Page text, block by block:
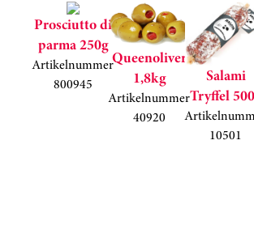
Hoppa över kortkarusell
Prosciutto di
parma 250g
Artikelnummer
800945
Queenoliver
1,8kg
Artikelnummer
40920
Salami
Tryffel
10501